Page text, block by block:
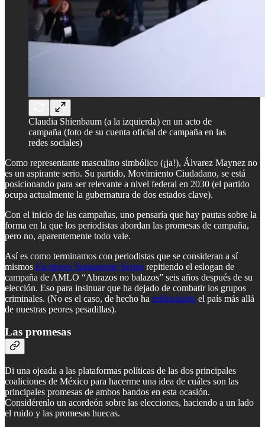
Claudia Shienbaum (a la izquierda) en un acto de
campaña (foto de su cuenta oficial de campaña en las
redes sociales)
Como representante masculino simbólico (¡ja!), Álvarez Maynez no
es un aspirante serio. Su partido, Movimiento Ciudadano, se está
posicionando para ser relevante a nivel federal en 2030 (el partido
ocupa actualmente la gubernatura de dos estados clave).
Con el inicio de las campañas, uno pensaría que hay pautas sobre la
forma en la que los periodistas abordan las promesas de campaña,
pero no, aparentemente todo vale.
Así es como terminamos con periodistas que se consideran a sí
mismos Escritores Sumamente Serios repitiendo el eslogan de
campaña de AMLO “Abrazos no balazos” seis años después de su
elección. Eso para insinuar que ha dejado de combatir los grupos
criminales. (No es el caso, de hecho ha militarizado el país más allá
de nuestras peores pesadillas).
Las promesas
Di una ojeada a las plataformas políticas de las dos principales
coaliciones de México para hacerme una idea de cuáles son las
principales promesas de ambos bandos en esta ocasión.
Considérenlo un acordeón sobre las elecciones, haciendo a un lado
el ruido y las promesas huecas.